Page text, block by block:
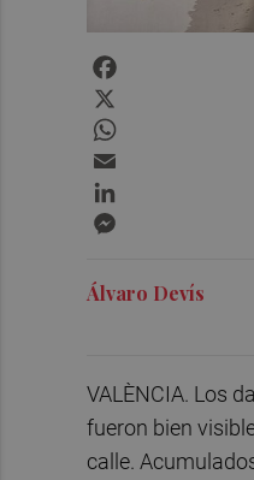
Álvaro Devís
VALÈNCIA. Los
fueron bien
calle.